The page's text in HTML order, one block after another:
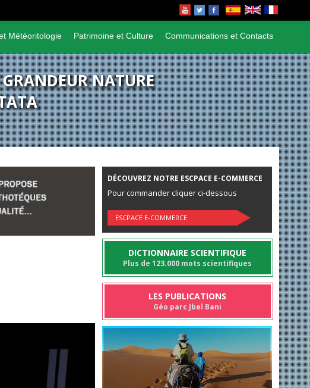
Météoritologie Patrimoine et Culture Communications et Contacts
NATURE
DÉCOUVREZ NOTRE ESCPACE E-COMMERCE
Pour commander cliquer ci-dessous
ESCPACE E-COMMERCE
DICTIONNAIRE SCIENTIFIQUE
Plus de 123.000 mots scientifiques
LES PUBLICATIONS
Géo parc Jbel Bani